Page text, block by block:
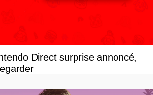
Direct surprise annoncé,